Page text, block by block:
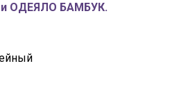
ОДЕЯЛО БАМБУК.